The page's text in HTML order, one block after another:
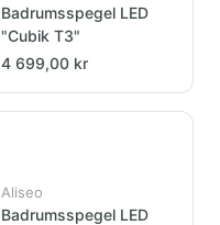
Badrumsspegel LED
"Cubik T3"
4 699,00 kr
Aliseo
Badrumsspegel LED